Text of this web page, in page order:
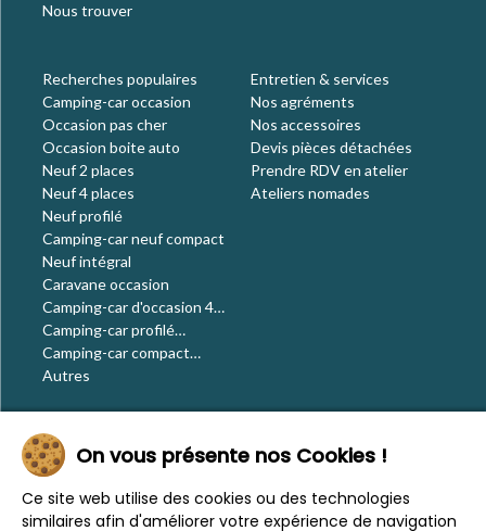
Nous trouver
Recherches populaires
Camping-car occasion
Occasion pas cher
Occasion boite auto
Neuf 2 places
Neuf 4 places
Neuf profilé
Camping-car neuf compact
Neuf intégral
Caravane occasion
Camping-car d'occasion 4
places
Camping-car profilé
occasion
Camping-car compact
occasion
Autres
Entretien & services
Nos agréments
Nos accessoires
Devis pièces détachées
Prendre RDV en atelier
Ateliers nomades
Le blog
Actualités
Évènements
Nos conseils
On vous présente nos Cookies !
Ce site web utilise des cookies ou des technologies
similaires afin d'améliorer votre expérience de navigation